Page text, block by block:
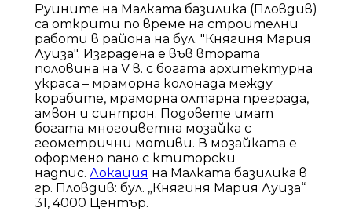
Руините на Малката базилика (Пловдив)
са открити по време на строителни
работи в района на бул. "Княгиня Мария
Луиза". Изградена е във втората
половина на V в. с богата архитектурна
украса – мраморна колонада между
корабите, мраморна олтарна преграда,
амвон и синтрон. Подовете имат
богата многоцветна мозайка с
геометрични мотиви. В мозайката е
оформено пано с ктиторски
надпис. Локация на Малката базилика в
гр. Пловдив: бул. „Княгиня Мария Луиза“
31, 4000 Център.